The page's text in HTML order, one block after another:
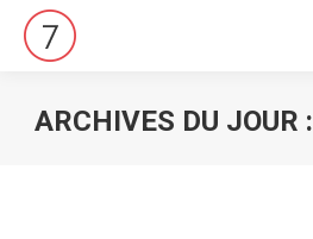
ARCHIVES DU JOUR :